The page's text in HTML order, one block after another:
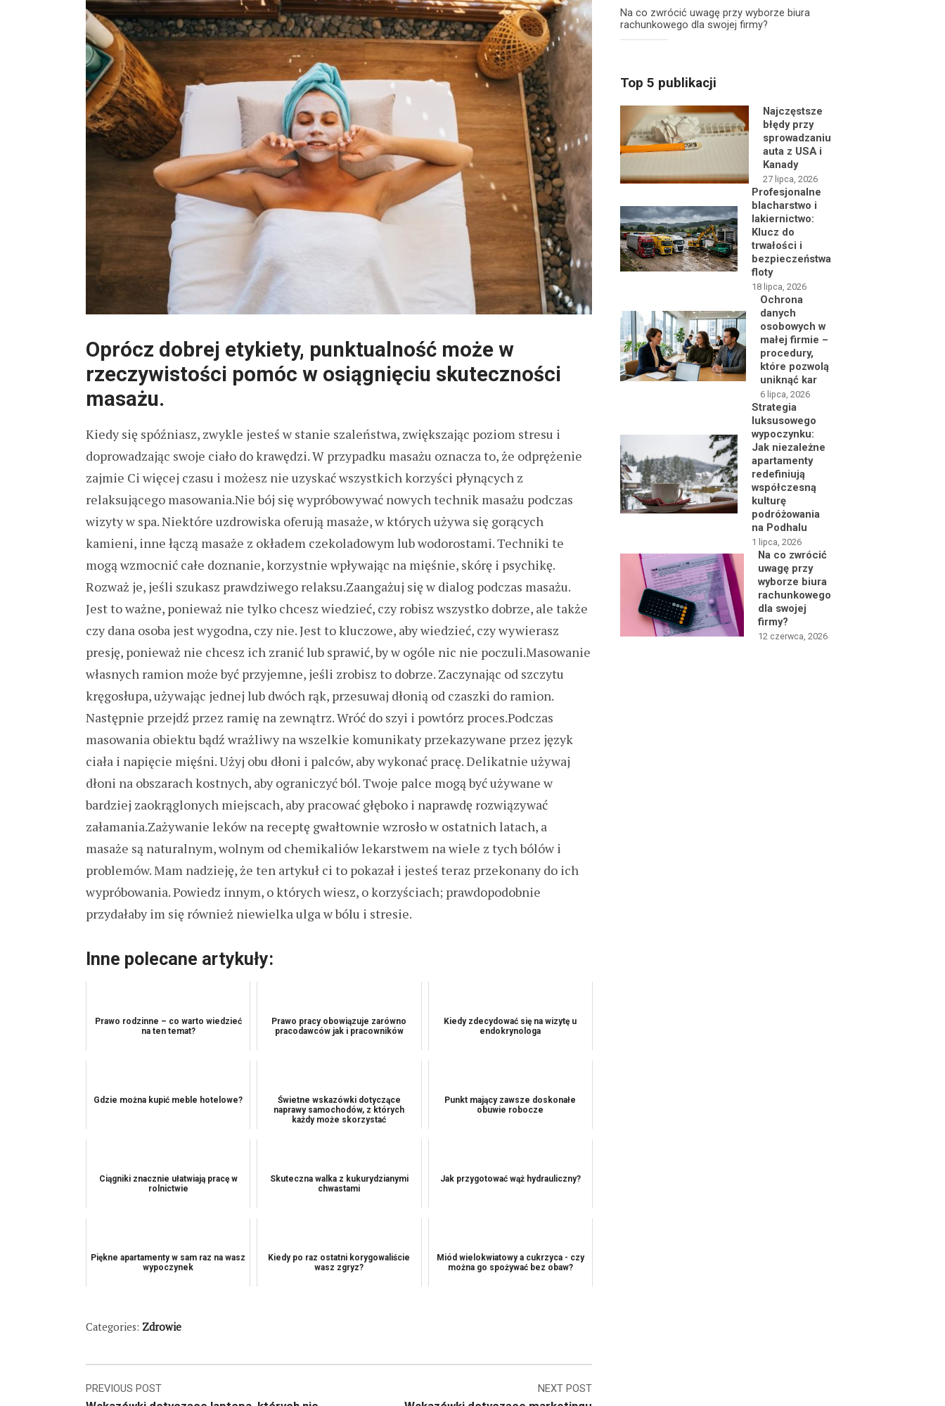
Oprócz dobrej etykiety, punktualność może w
rzeczywistości pomóc w osiągnięciu skuteczności
masażu.
Kiedy się spóźniasz, zwykle jesteś w stanie szaleństwa, zwiększając poziom stresu i
doprowadzając swoje ciało do krawędzi. W przypadku masażu oznacza to, że odprężenie
zajmie Ci więcej czasu i możesz nie uzyskać wszystkich korzyści płynących z
relaksującego masowania.Nie bój się wypróbowywać nowych technik masażu podczas
wizyty w spa. Niektóre uzdrowiska oferują masaże, w których używa się gorących
kamieni, inne łączą masaże z okładem czekoladowym lub wodorostami. Techniki te
mogą wzmocnić całe doznanie, korzystnie wpływając na mięśnie, skórę i psychikę.
Rozważ je, jeśli szukasz prawdziwego relaksu.Zaangażuj się w dialog podczas masażu.
Jest to ważne, ponieważ nie tylko chcesz wiedzieć, czy robisz wszystko dobrze, ale także
czy dana osoba jest wygodna, czy nie. Jest to kluczowe, aby wiedzieć, czy wywierasz
presję, ponieważ nie chcesz ich zranić lub sprawić, by w ogóle nic nie poczuli.Masowanie
własnych ramion może być przyjemne, jeśli zrobisz to dobrze. Zaczynając od szczytu
kręgosłupa, używając jednej lub dwóch rąk, przesuwaj dłonią od czaszki do ramion.
Następnie przejdź przez ramię na zewnątrz. Wróć do szyi i powtórz proces.Podczas
masowania obiektu bądź wrażliwy na wszelkie komunikaty przekazywane przez język
ciała i napięcie mięśni. Użyj obu dłoni i palców, aby wykonać pracę. Delikatnie używaj
dłoni na obszarach kostnych, aby ograniczyć ból. Twoje palce mogą być używane w
bardziej zaokrąglonych miejscach, aby pracować głęboko i naprawdę rozwiązywać
załamania.Zażywanie leków na receptę gwałtownie wzrosło w ostatnich latach, a
masaże są naturalnym, wolnym od chemikaliów lekarstwem na wiele z tych bólów i
problemów. Mam nadzieję, że ten artykuł ci to pokazał i jesteś teraz przekonany do ich
wypróbowania. Powiedz innym, o których wiesz, o korzyściach; prawdopodobnie
przydałaby im się również niewielka ulga w bólu i stresie.
Inne polecane artykuły:
Prawo rodzinne – co warto wiedzieć
na ten temat?
Prawo pracy obowiązuje zarówno
pracodawców jak i pracowników
Kiedy zdecydować się na wizytę u
endokrynologa
Gdzie można kupić meble hotelowe?
Świetne wskazówki dotyczące
naprawy samochodów, z których
każdy może skorzystać
Punkt mający zawsze doskonałe
obuwie robocze
Ciągniki znacznie ułatwiają pracę w
rolnictwie
Skuteczna walka z kukurydzianymi
chwastami
Jak przygotować wąż hydrauliczny?
Piękne apartamenty w sam raz na wasz
wypoczynek
Kiedy po raz ostatni korygowaliście
wasz zgryz?
Miód wielokwiatowy a cukrzyca - czy
można go spożywać bez obaw?
Categories: Zdrowie
Nawigacja
PREVIOUS POST NEXT POST
Na co zwrócić uwagę przy wyborze biura
rachunkowego dla swojej firmy?
Top 5 publikacji
Najczęstsze
błędy przy
sprowadzaniu
auta z USA i
Kanady
27 lipca, 2026
Profesjonalne
blacharstwo i
lakiernictwo:
Klucz do
trwałości i
bezpieczeństwa
floty
18 lipca, 2026
Ochrona
danych
osobowych w
małej firmie –
procedury,
które pozwolą
uniknąć kar
6 lipca, 2026
Strategia
luksusowego
wypoczynku:
Jak niezależne
apartamenty
redefiniują
współczesną
kulturę
podróżowania
na Podhalu
1 lipca, 2026
Na co zwrócić
uwagę przy
wyborze biura
rachunkowego
dla swojej
firmy?
12 czerwca, 2026